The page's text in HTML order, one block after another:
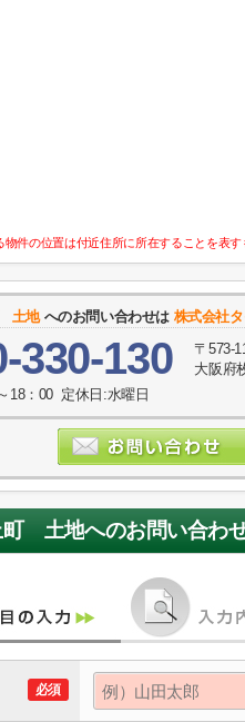
件の位置は付近住所に所在することを表
土地へのお問い合わせは 株式会社
330-130
〒573-
大阪府
18：00 定休日:水曜日
町 土地へのお問い合わ
必須